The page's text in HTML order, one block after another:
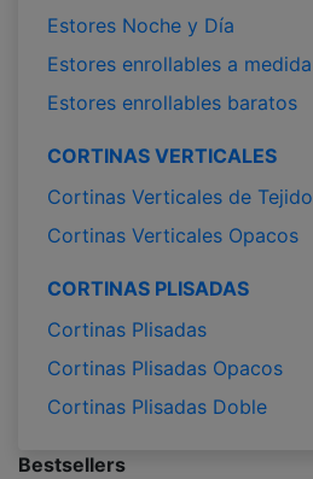
Estores Noche y Día
Estores enrollables a medida
Estores enrollables baratos
CORTINAS VERTICALES
Cortinas Verticales de Tejido
Cortinas Verticales Opacos
CORTINAS PLISADAS
Cortinas Plisadas
Cortinas Plisadas Opacos
Cortinas Plisadas Doble
Bestsellers